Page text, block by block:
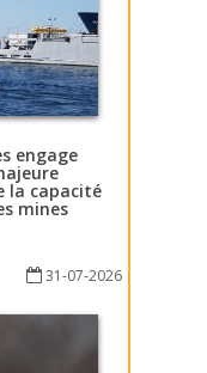
engage
la capacité
mines
31-07-2026